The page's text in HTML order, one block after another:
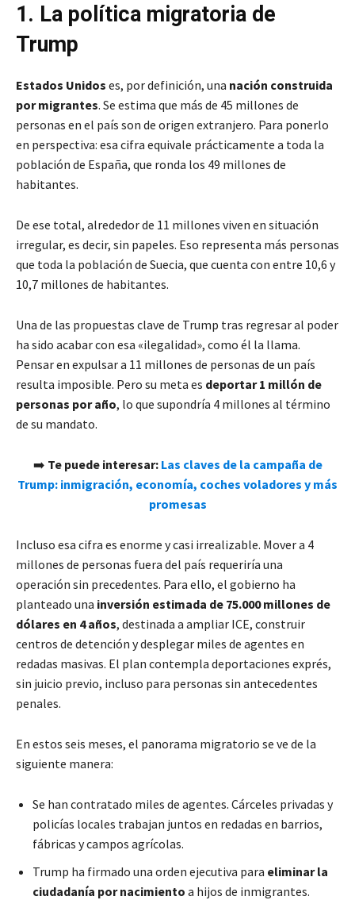
1. La política migratoria de
Trump
Estados Unidos es, por definición, una nación construida
por migrantes. Se estima que más de 45 millones de
personas en el país son de origen extranjero. Para ponerlo
en perspectiva: esa cifra equivale prácticamente a toda la
población de España, que ronda los 49 millones de
habitantes.
De ese total, alrededor de 11 millones viven en situación
irregular, es decir, sin papeles. Eso representa más personas
que toda la población de Suecia, que cuenta con entre 10,6 y
10,7 millones de habitantes.
Una de las propuestas clave de Trump tras regresar al poder
ha sido acabar con esa «ilegalidad», como él la llama.
Pensar en expulsar a 11 millones de personas de un país
resulta imposible. Pero su meta es deportar 1 millón de
personas por año, lo que supondría 4 millones al término
de su mandato.
➡️ Te puede interesar: Las claves de la campaña de
Trump: inmigración, economía, coches voladores y más
promesas
Incluso esa cifra es enorme y casi irrealizable. Mover a 4
millones de personas fuera del país requeriría una
operación sin precedentes. Para ello, el gobierno ha
planteado una inversión estimada de 75.000 millones de
dólares en 4 años, destinada a ampliar ICE, construir
centros de detención y desplegar miles de agentes en
redadas masivas. El plan contempla deportaciones exprés,
sin juicio previo, incluso para personas sin antecedentes
penales.
En estos seis meses, el panorama migratorio se ve de la
siguiente manera:
Se han contratado miles de agentes. Cárceles privadas y
policías locales trabajan juntos en redadas en barrios,
fábricas y campos agrícolas.
Trump ha firmado una orden ejecutiva para eliminar la
ciudadanía por nacimiento a hijos de inmigrantes.